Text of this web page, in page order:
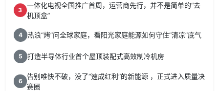
3
一体化电视全国推广首周，运营商先行，并不是简单的“去
机顶盒”
4 热浪“烤”问全球家庭，看阳光家庭能源如何守住“清凉”底气
5 打造半导体行业首个屋顶装配式高效制冷机房
6
告别唯快不破，没了“速成红利”的新能源 ，正式进入质量决
赛圈